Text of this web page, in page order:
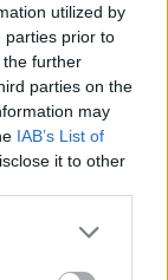
utilized by
parties prior to
further
parties on the
may
IAB’s List of
it to other
more Google
may click to
is Font
Zsolt